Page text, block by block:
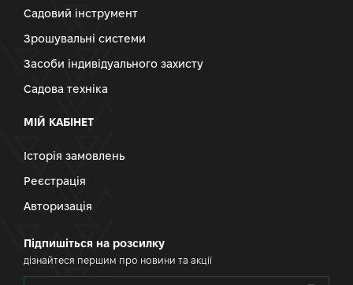
Садовий інструмент
Зрошувальні системи
Засоби індивідуального захисту
Садова техніка
МІЙ КАБІНЕТ
Історія замовлень
Реєстрація
Авторизація
Підпишіться на розсилку
дізнайтеся першим про новини та акції